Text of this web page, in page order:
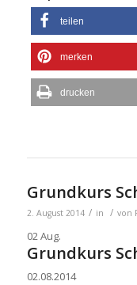
teilen
merken
drucken
Grundkurs
2. August 2014 / in / von
02Aug.
Grundkurs
02.08.2014